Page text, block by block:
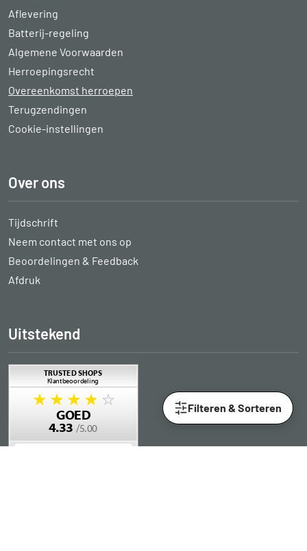
Filteren & Sorteren
Aflevering
Batterij-regeling
Algemene Voorwaarden
Herroepingsrecht
Overeenkomst herroepen
Terugzendingen
Cookie-instellingen
Over ons
Tijdschrift
Neem contact met ons op
Beoordelingen & Feedback
Afdruk
Uitstekend